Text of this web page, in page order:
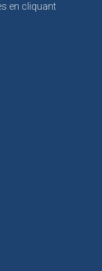
en cliquant